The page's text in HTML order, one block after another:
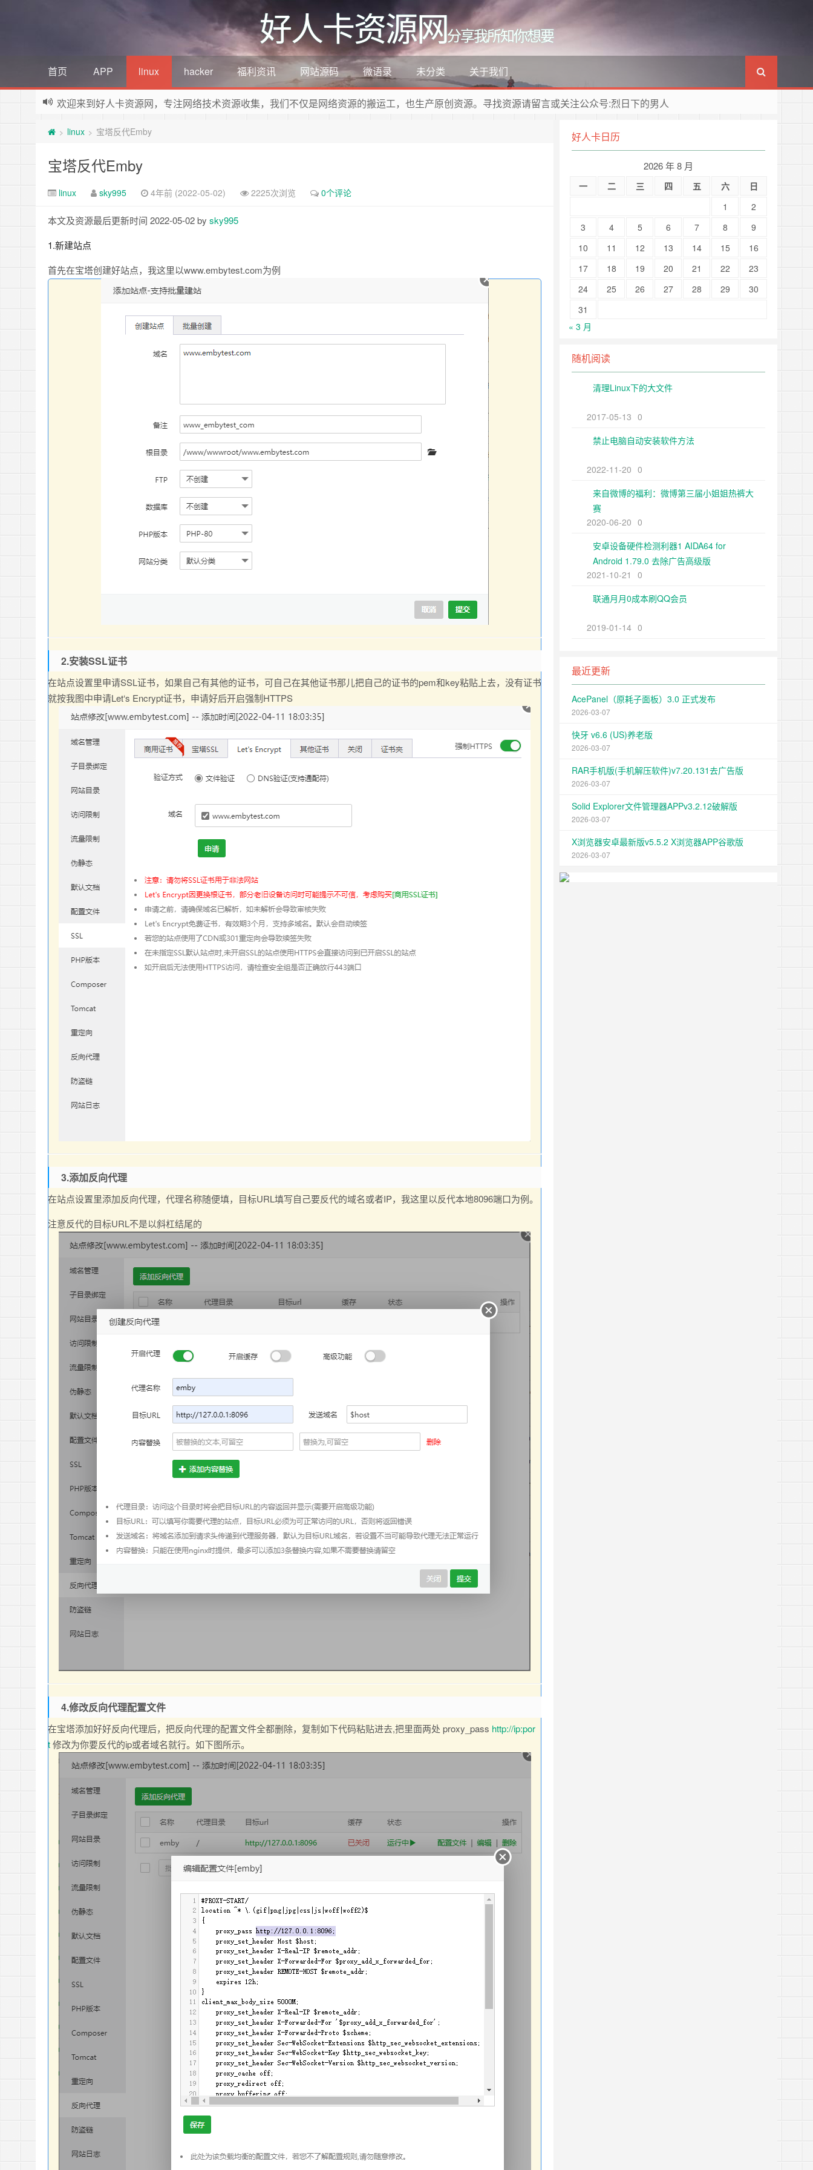
好人卡资源网分享我所知你想要
首页 APP linux hacker 福利资讯 网站源码 微语录 未分类 关于我们
欢迎来到好人卡资源网，专注网络技术资源收集，我们不仅是网络资源的搬运工，也生产原创资源。寻找资源请留言或关注公众号:烈日下的男人
> linux > 宝塔反代Emby
宝塔反代Emby
linux sky995 4年前 (2022-05-02) 2225次浏览 0个评论
本文及资源最后更新时间 2022-05-02 by sky995
1.新建站点
首先在宝塔创建好站点，我这里以www.embytest.com为例
2.安装SSL证书
在站点设置里申请SSL证书，如果自己有其他的证书，可自己在其他证书那儿把自己的证书的pem和key粘贴上去，没有证书
就按我图中申请Let‘s Encrypt证书，申请好后开启强制HTTPS
3.添加反向代理
在站点设置里添加反向代理，代理名称随便填，目标URL填写自己要反代的域名或者IP，我这里以反代本地8096端口为例。
注意反代的目标URL不是以斜杠结尾的
4.修改反向代理配置文件
在宝塔添加好好反向代理后，把反向代理的配置文件全都删除，复制如下代码粘贴进去,把里面两处 proxy_pass http://ip:por
t修改为你要反代的ip或者域名就行。如下图所示。
好人卡日历
2026 年 8 月
一 二 三 四 五 六
日
1
2
3
4 5 6 7 8
9
10
11 12 13 14 15
16
17
18 19 20 21 22
23
24
25 26 27 28 29
30
31
« 3 月
随机阅读
清理Linux下的大文件
2017-05-13 0
禁止电脑自动安装软件方法
2022-11-20 0
来自微博的福利：微博第三届小姐姐热裤大
赛
2020-06-20 0
安卓设备硬件检测利器1 AIDA64 for
Android 1.79.0 去除广告高级版
2021-10-21
0
联通月月0成本刷QQ会员
2019-01-14 0
最近更新
AcePanel（原耗子面板）3.0 正式发布
2026-03-07
快牙 v6.6 (US)养老版
2026-03-07
RAR手机版(手机解压软件)v7.20.131去广告版
2026-03-07
Solid Explorer文件管理器APPv3.2.12破解版
2026-03-07
X浏览器安卓最新版v5.5.2 X浏览器APP谷歌版
2026-03-07